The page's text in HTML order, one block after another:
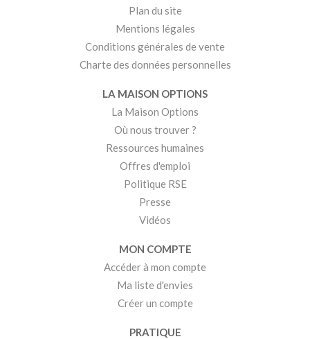
Plan du site
Mentions légales
Conditions générales de vente
Charte des données personnelles
LA MAISON OPTIONS
La Maison Options
Où nous trouver ?
Ressources humaines
Offres d'emploi
Politique RSE
Presse
Vidéos
MON COMPTE
Accéder à mon compte
Ma liste d'envies
Créer un compte
PRATIQUE